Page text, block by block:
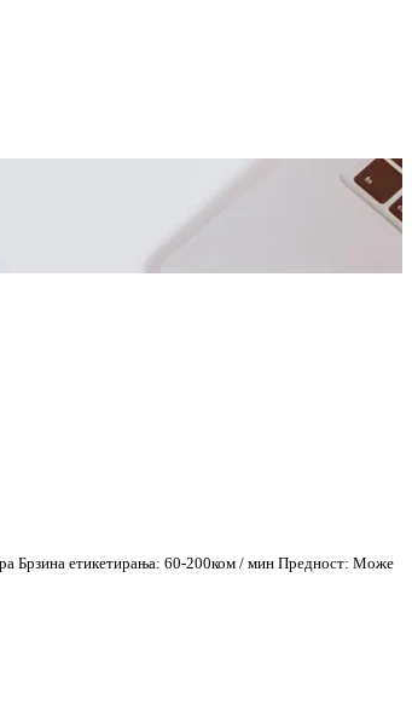
Брзина етикетирања: 60-200ком / мин Предност: Може